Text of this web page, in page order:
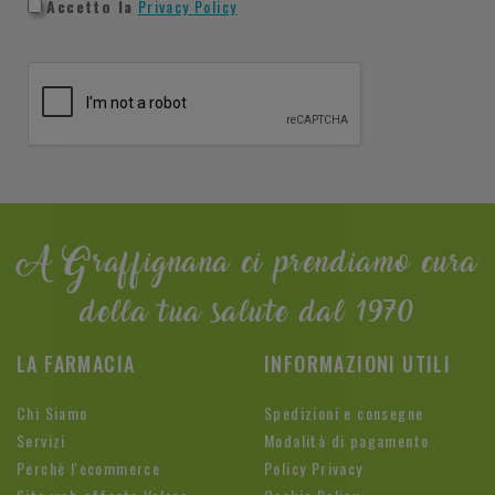
Accetto la Privacy Policy
A Graffignana ci prendiamo cura
della tua salute dal 1970
LA FARMACIA
Chi Siamo
Servizi
Perchè l'ecommerce
INFORMAZIONI UTILI
Spedizioni e consegne
Modalità di pagamento
Policy Privacy